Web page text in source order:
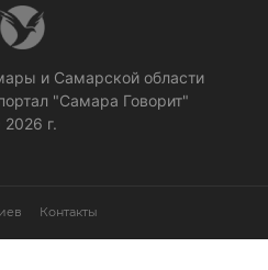
и Самарской области
"Самара Говорит"
г.
Контакты